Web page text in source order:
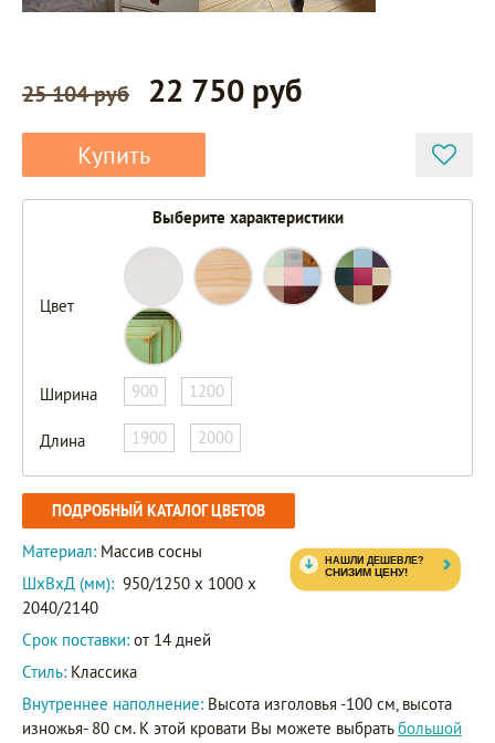
25 104 руб 22 750 руб
Купить
Выберите характеристики
Цвет
Ширина 900 1200
Длина 1900 2000
ПОДРОБНЫЙ КАТАЛОГ ЦВЕТОВ
Материал: Массив сосны
ШxВxД (мм): 950/1250 x 1000 x
2040/2140
Срок поставки: от 14 дней
Стиль: Классика
Внутреннее наполнение: Высота изголовья -100 см, высота
изножья- 80 см. К этой кровати Вы можете выбратьбольшой